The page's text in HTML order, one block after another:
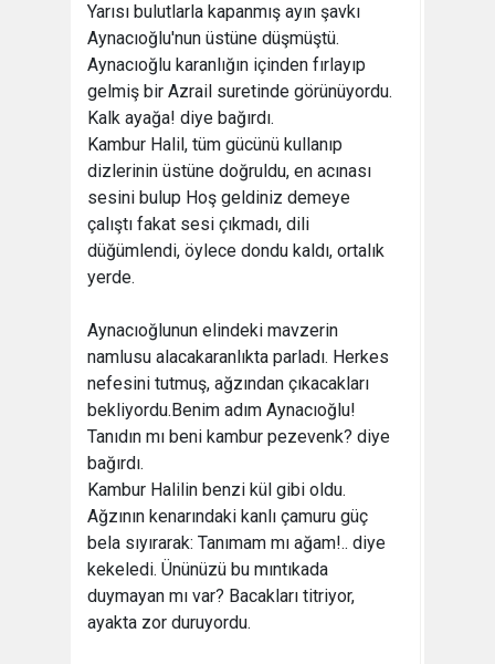
Yarısı bulutlarla kapanmış ayın şavkı
Aynacıoğlu'nun üstüne düşmüştü.
Aynacıoğlu karanlığın içinden fırlayıp
gelmiş bir Azrail suretinde görünüyordu.
Kalk ayağa! diye bağırdı.
Kambur Halil, tüm gücünü kullanıp
dizlerinin üstüne doğruldu, en acınası
sesini bulup Hoş geldiniz demeye
çalıştı fakat sesi çıkmadı, dili
düğümlendi, öylece dondu kaldı, ortalık
yerde.
Aynacıoğlunun elindeki mavzerin
namlusu alacakaranlıkta parladı. Herkes
nefesini tutmuş, ağzından çıkacakları
bekliyordu.Benim adım Aynacıoğlu!
Tanıdın mı beni kambur pezevenk? diye
bağırdı.
Kambur Halilin benzi kül gibi oldu.
Ağzının kenarındaki kanlı çamuru güç
bela sıyırarak: Tanımam mı ağam!.. diye
kekeledi. Ününüzü bu mıntıkada
duymayan mı var? Bacakları titriyor,
ayakta zor duruyordu.